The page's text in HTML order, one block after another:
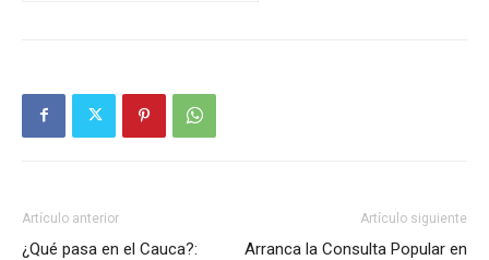
Artículo anterior
¿Qué pasa en el Cauca?:
Artículo siguiente
Arranca la Consulta Popular en